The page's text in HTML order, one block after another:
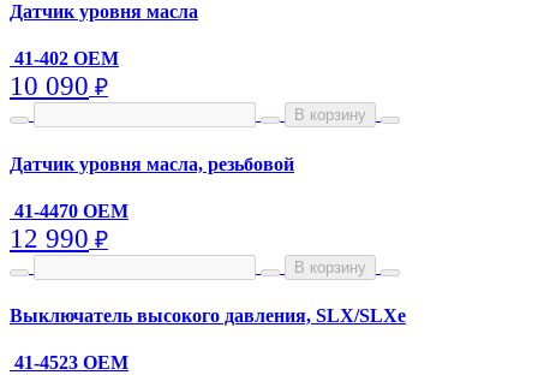
Датчик уровня масла
41-402 OEM
10 090 ₽
В корзину
Датчик уровня масла, резьбовой
41-4470 OEM
12 990 ₽
В корзину
Выключатель высокого давления, SLX/SLXe
41-4523 OEM